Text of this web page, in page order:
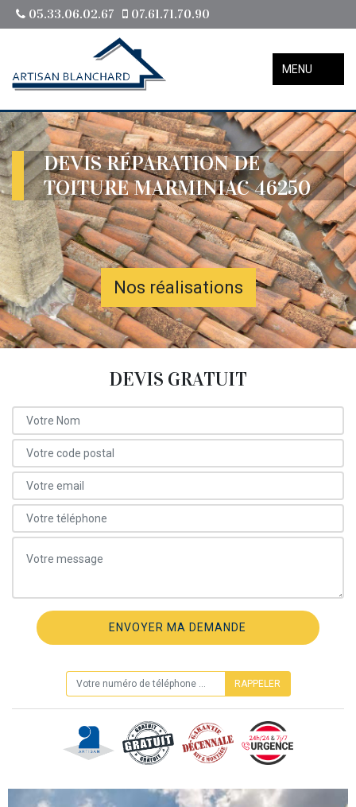
05.33.06.02.67 07.61.71.70.90
MENU
DEVIS RÉPARATION DE
TOITURE MARMINIAC 46250
Nos réalisations
DEVIS GRATUIT